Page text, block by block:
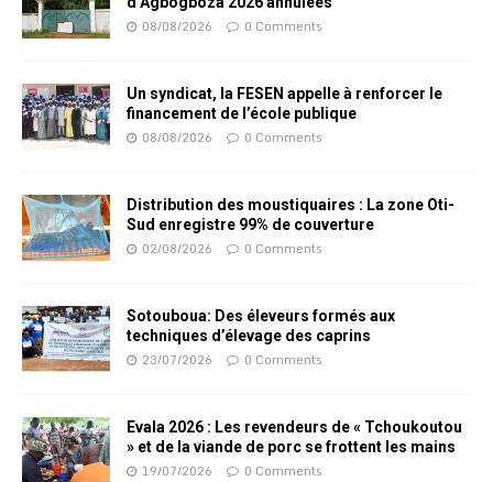
08/08/2026 0 Comments
Un syndicat, la FESEN appelle à renforcer le
financement de l’école publique
08/08/2026 0 Comments
Distribution des moustiquaires : La zone Oti-
Sud enregistre 99% de couverture
02/08/2026 0 Comments
Sotouboua: Des éleveurs formés aux
techniques d’élevage des caprins
23/07/2026 0 Comments
Evala 2026 : Les revendeurs de « Tchoukoutou
» et de la viande de porc se frottent les mains
19/07/2026 0 Comments